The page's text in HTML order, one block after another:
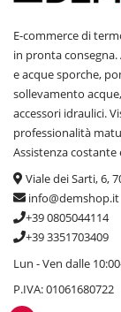
E-commerce di
in pronta
e acque sporche,
sollevamento
accessori idraulici.
professionalità
Assistenza costante
Viale dei Sarti, 6,
info@demshop.it
+39 0805044114
+39 3351703409
Lun - Ven dalle
P.IVA: 01061680722